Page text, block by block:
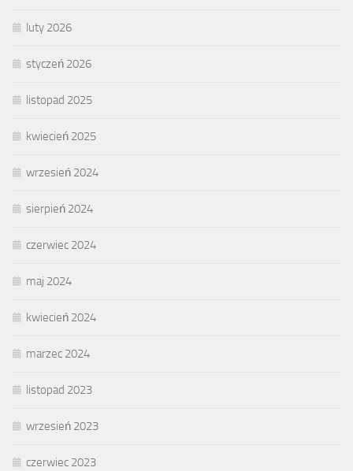
luty 2026
styczeń 2026
listopad 2025
kwiecień 2025
wrzesień 2024
sierpień 2024
czerwiec 2024
maj 2024
kwiecień 2024
marzec 2024
listopad 2023
wrzesień 2023
czerwiec 2023